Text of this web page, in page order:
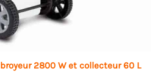
2800 W et collecteur 60 L